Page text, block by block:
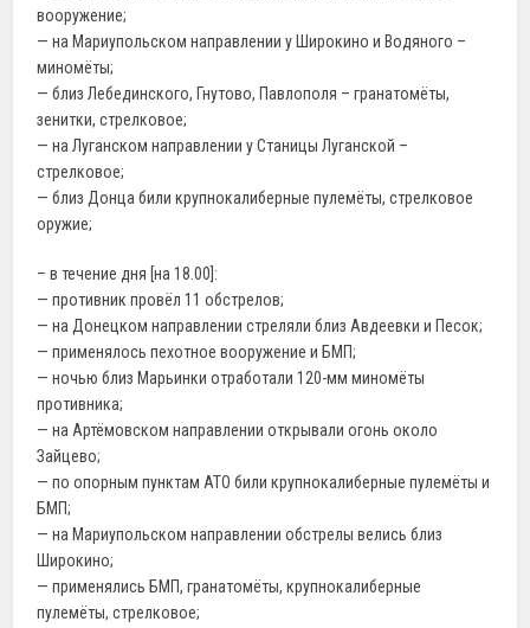
вооружение;
— на Мариупольском направлении у Широкино и Водяного –
миномёты;
— близ Лебединского, Гнутово, Павлополя – гранатомёты,
зенитки, стрелковое;
— на Луганском направлении у Станицы Луганской –
стрелковое;
— близ Донца били крупнокалиберные пулемёты, стрелковое
оружие;
– в течение дня [на 18.00]:
— противник провёл 11 обстрелов;
— на Донецком направлении стреляли близ Авдеевки и Песок;
— применялось пехотное вооружение и БМП;
— ночью близ Марьинки отработали 120-мм миномёты
противника;
— на Артёмовском направлении открывали огонь около
Зайцево;
— по опорным пунктам АТО били крупнокалиберные пулемёты и
БМП;
— на Мариупольском направлении обстрелы велись близ
Широкино;
— применялись БМП, гранатомёты, крупнокалиберные
пулемёты, стрелковое;